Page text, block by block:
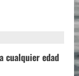
cualquier edad